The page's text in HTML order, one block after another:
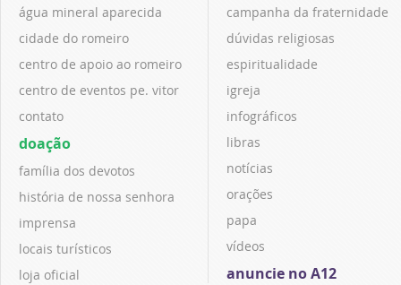
água mineral aparecida
cidade do romeiro
centro de apoio ao romeiro
centro de eventos pe. vitor
contato
doação
família dos devotos
história de nossa senhora
imprensa
locais turísticos
loja oficial
campanha da fraternidade
dúvidas religiosas
espiritualidade
igreja
infográficos
libras
notícias
orações
papa
vídeos
anuncie no A12